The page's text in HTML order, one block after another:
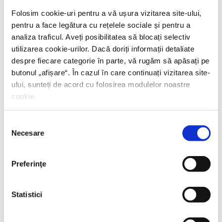
Folosim cookie-uri pentru a vă ușura vizitarea site-ului,
pentru a face legătura cu rețelele sociale și pentru a
analiza traficul. Aveți posibilitatea să blocați selectiv
utilizarea cookie-urilor. Dacă doriți informații detaliate
despre fiecare categorie în parte, vă rugăm să apăsați pe
butonul „ afișare“. În cazul în care continuați vizitarea site-
ului, sunteți de acord cu folosirea modulelor noastre
cookie.
consimțământului
Necesare
Preferinţe
Statistici